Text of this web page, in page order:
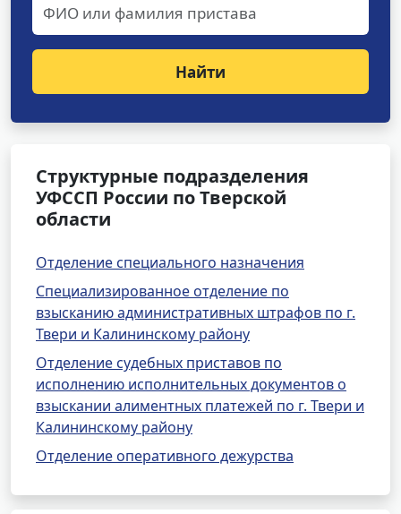
Найти
Структурные подразделения
УФССП России по Тверской
области
Отделение специального назначения
Специализированное отделение по
взысканию административных штрафов по г.
Твери и Калининскому району
Отделение судебных приставов по
исполнению исполнительных документов о
взыскании алиментных платежей по г. Твери и
Калининскому району
Отделение оперативного дежурства